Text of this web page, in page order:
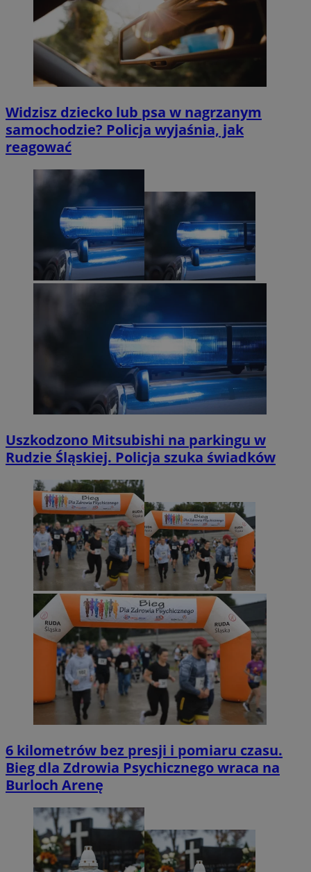
Widzisz dziecko lub psa w nagrzanym
samochodzie? Policja wyjaśnia, jak
reagować
Uszkodzono Mitsubishi na parkingu w
Rudzie Śląskiej. Policja szuka świadków
6 kilometrów bez presji i pomiaru czasu.
Bieg dla Zdrowia Psychicznego wraca na
Burloch Arenę